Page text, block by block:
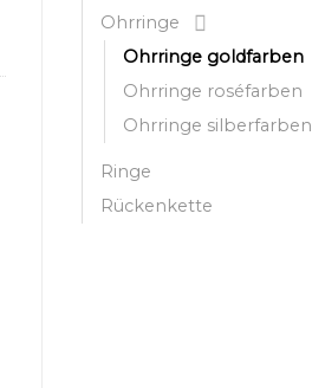
Ohrringe
Ohrringe goldfarben
Ohrringe roséfarben
Ohrringe silberfarben
Ringe
Rückenkette